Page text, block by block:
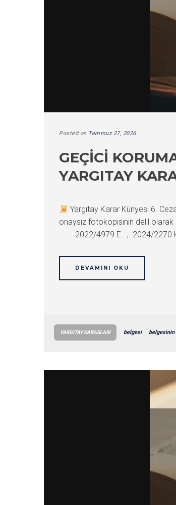
Posted on Temmuz 27, 2026
GEÇICI
YARGITAY
Yargıtay Karar Künyesi 6.
onaysız fotokopisinin delil
2022/4979 E. , 2024/2270 K.
DEVAMINI OKU
YARGITAY KARARLARI belgesi belgesinin